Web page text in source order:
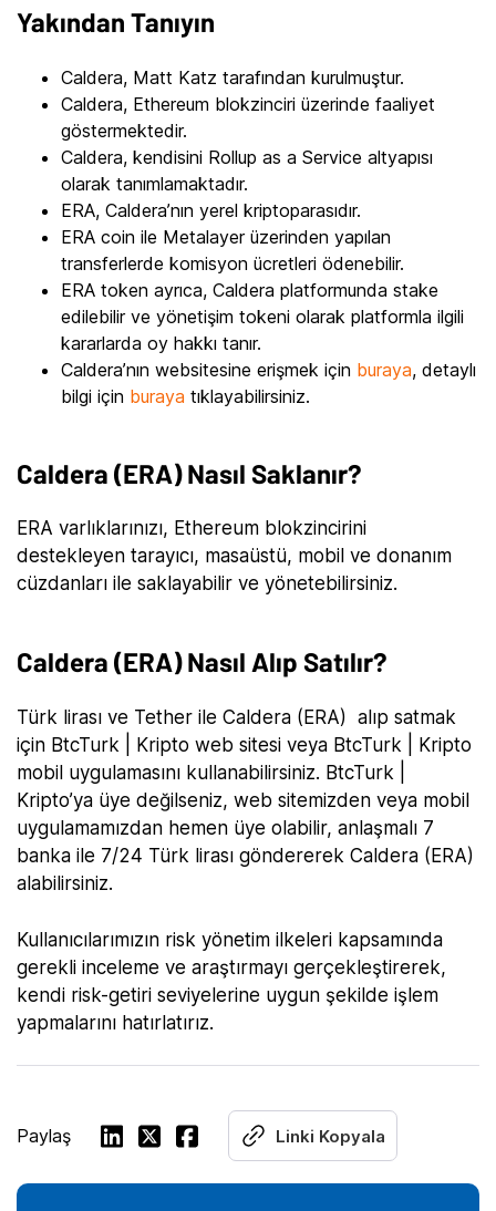
Yakından Tanıyın
Caldera, Matt Katz tarafından kurulmuştur.
Caldera, Ethereum blokzinciri üzerinde faaliyet
göstermektedir.
Caldera, kendisini Rollup as a Service altyapısı
olarak tanımlamaktadır.
ERA, Caldera’nın yerel kriptoparasıdır.
ERA coin ile Metalayer üzerinden yapılan
transferlerde komisyon ücretleri ödenebilir.
ERA token ayrıca, Caldera platformunda stake
edilebilir ve yönetişim tokeni olarak platformla ilgili
kararlarda oy hakkı tanır.
Caldera’nın websitesine erişmek için buraya, detaylı
bilgi için buraya tıklayabilirsiniz.
Caldera (ERA) Nasıl Saklanır?
ERA varlıklarınızı, Ethereum blokzincirini
destekleyen tarayıcı, masaüstü, mobil ve donanım
cüzdanları ile saklayabilir ve yönetebilirsiniz.
Caldera (ERA) Nasıl Alıp Satılır?
Türk lirası ve Tether ile Caldera (ERA) alıp satmak
için BtcTurk | Kripto web sitesi veya BtcTurk | Kripto
mobil uygulamasını kullanabilirsiniz. BtcTurk |
Kripto’ya üye değilseniz, web sitemizden veya mobil
uygulamamızdan hemen üye olabilir, anlaşmalı 7
banka ile 7/24 Türk lirası göndererek Caldera (ERA)
alabilirsiniz.
Kullanıcılarımızın risk yönetim ilkeleri kapsamında
gerekli inceleme ve araştırmayı gerçekleştirerek,
kendi risk-getiri seviyelerine uygun şekilde işlem
yapmalarını hatırlatırız.
Paylaş Linki Kopyala